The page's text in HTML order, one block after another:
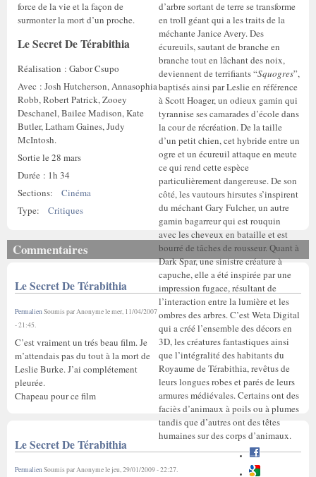
d’arbre sortant de terre se transforme
en troll géant qui a les traits de la
méchante Janice Avery. Des
écureuils, sautant de branche en
branche tout en lâchant des noix,
deviennent de terrifiants “Squogres”,
baptisés ainsi par Leslie en référence
à Scott Hoager, un odieux gamin qui
tyrannise ses camarades d’école dans
la cour de récréation. De la taille
d’un petit chien, cet hybride entre un
ogre et un écureuil attaque en meute
ce qui rend cette espèce
particulièrement dangereuse. De son
côté, les vautours hirsutes s’inspirent
du méchant Gary Fulcher, un autre
gamin bagarreur qui est rouquin
avec les cheveux en bataille et est
bourré de tâches de rousseur. Quant à
Dark Spar, une sinistre créature à
capuche, elle a été inspirée par une
impression fugace, résultant de
l’interaction entre la lumière et les
ombres des arbres. C’est Weta Digital
qui a créé l’ensemble des décors en
3D, les créatures fantastiques ainsi
que l’intégralité des habitants du
Royaume de Térabithia, revêtus de
leurs longues robes et parés de leurs
armures médiévales. Certains ont des
faciès d’animaux à poils ou à plumes
tandis que d’autres ont des têtes
humaines sur des corps d’animaux.
force de la vie et la façon de
surmonter la mort d’un proche.
Le Secret De Térabithia
Réalisation : Gabor Csupo
Avec : Josh Hutcherson, Annasophia
Robb, Robert Patrick, Zooey
Deschanel, Bailee Madison, Kate
Butler, Latham Gaines, Judy
McIntosh.
Sortie le 28 mars
Durée : 1h 34
Sections:
Cinéma
Type:
Critiques
Commentaires
Le Secret De Térabithia
PermalienSoumis parAnonymelemer, 11/04/2007
- 21:45.
C’est vraiment un trés beau film. Je
m’attendais pas du tout à la mort de
Leslie Burke. J’ai complétement
pleurée.
Chapeau pour ce film
Le Secret De Térabithia
PermalienSoumis parAnonymelejeu, 29/01/2009 - 22:27.